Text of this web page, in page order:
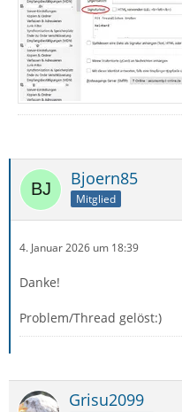
Bjoern85
Mitglied
4. Januar 2026 um 18:39
Danke!
Problem/Thread gelöst:)
Grisu2099